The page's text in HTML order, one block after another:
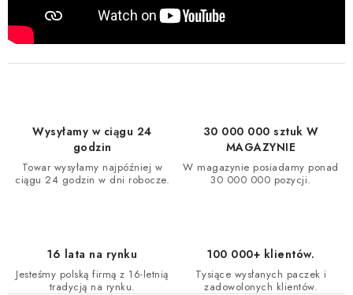
Wysyłamy w ciągu 24
godzin
Towar wysyłamy najpóźniej w
ciągu 24 godzin w dni robocze.
30 000 000 sztuk W
MAGAZYNIE
W magazynie posiadamy ponad
30 000 000 pozycji.
16 lata na rynku
Jesteśmy polską firmą z 16-letnią
tradycją na rynku.
100 000+ klientów.
Tysiące wysłanych paczek i
zadowolonych klientów.